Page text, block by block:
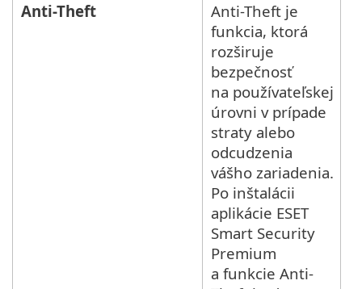
Anti-Theft
Anti-Theft je
funkcia, ktorá
rozširuje
bezpečnosť
na používateľskej
úrovni v prípade
straty alebo
odcudzenia
vášho zariadenia.
Po inštalácii
aplikácie ESET
Smart Security
Premium
a funkcie Anti-